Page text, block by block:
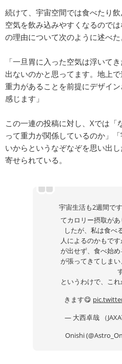
続けて、宇宙空間では食べたり
空気を飲み込みやすくなるので
の理由について次のように述べた
「一旦胃に入った空気は浮いて
出ないのかと思ってます。地上で
重力があることを前提にデザイ
感じます」
この一連の投稿に対し、Xでは
って重力が関係しているのか」
いからというなぞなぞを思い出
寄せられている。
宇宙生活も2週間で
てカロリー摂取が
したが、私は食べ
人によるのかもで
が出せず、食べ始
が張ってきてしま
というわけで、こ
きます😋
— 大西卓哉 （
Onishi